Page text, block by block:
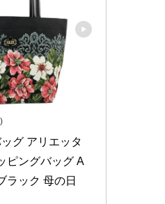
グ アリエッタ
ピングバッグ A
ラック 母の日